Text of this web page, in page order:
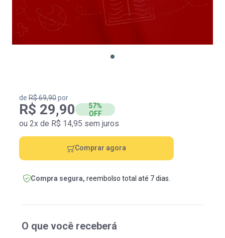
O que você receberá
deR$ 69,90por
R$ 29,90
57%
OFF
ou 2x de R$ 14,95 sem juros
Comprar agora
Compra segura, reembolso total até 7 dias.